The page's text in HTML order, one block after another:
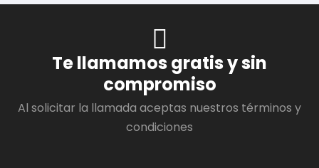
Te llamamos gratis y sin
compromiso
Al solicitar la llamada aceptas nuestros términos y
condiciones